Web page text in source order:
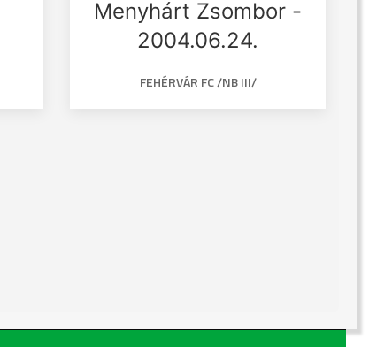
Menyhárt Zsombor -
2004.06.24.
FEHÉRVÁR FC /NB III/